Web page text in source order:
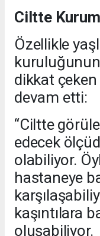
Ciltte
Özellikle
dikkat çeken
devam etti:
“Ciltte
edecek
olabiliyor.
hastaneye
kaşıntılara
oluşabiliyor.